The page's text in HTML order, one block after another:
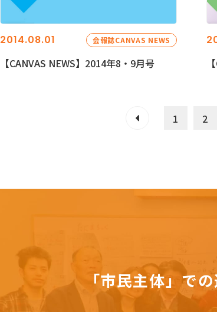
2014.08.01 会報誌CANVAS NEWS
【CANVAS NEWS】2014年8・9月号
1 2
「市民主体」で